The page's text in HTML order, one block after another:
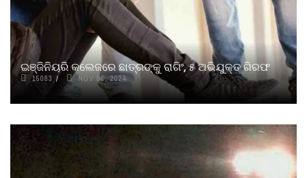
ଇଞ୍ଜିନିୟରି କଲେଜରେ ଛାତ୍ରଙ୍କୁ ରାଗିଂ, ୫ ଅଭିଯୁକ୍ତ ଗିରଫ
15083 NOV 06, 2024